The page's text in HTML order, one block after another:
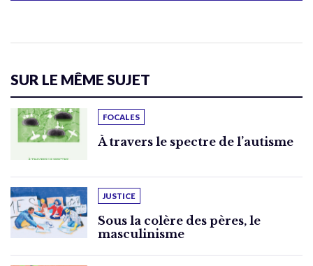
SUR LE MÊME SUJET
FOCALES
À travers le spectre de l’autisme
JUSTICE
Sous la colère des pères, le
masculinisme